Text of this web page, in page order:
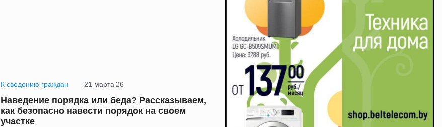
К сведению граждан 21 марта'26
Наведение порядка или беда? Рассказываем,
как безопасно навести порядок на своем
участке